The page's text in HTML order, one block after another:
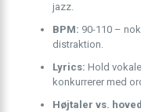
jazz.
BPM: 90-110 –
distraktion.
Lyrics: Hold
konkurrerer med
Højtaler vs.